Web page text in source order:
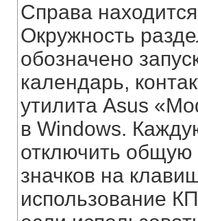
Справа
Окружность
обозначено
календарь,
утилита Asus
в Windows.
отключить общую
значков на
использование